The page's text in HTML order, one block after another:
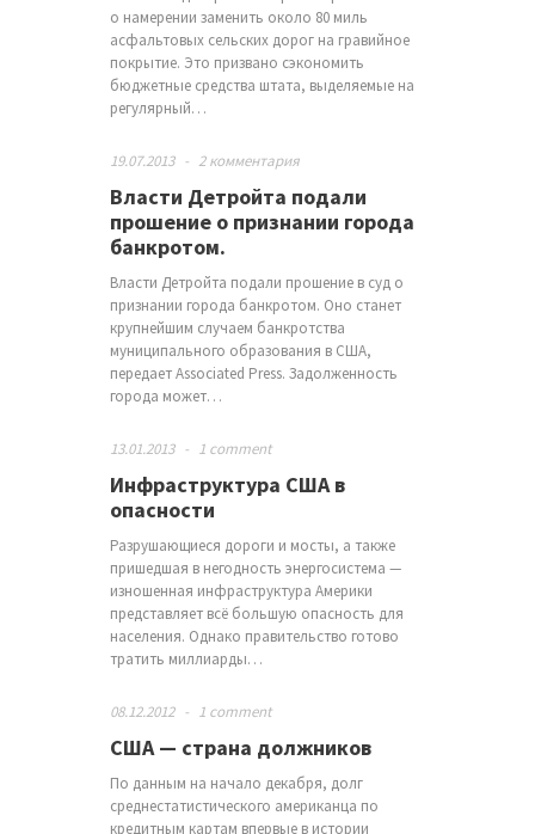
о намерении заменить около 80 миль
асфальтовых сельских дорог на гравийное
покрытие. Это призвано сэкономить
бюджетные средства штата, выделяемые на
регулярный…
19.07.2013 - 2 комментария
Власти Детройта подали
прошение о признании города
банкротом.
Власти Детройта подали прошение в суд о
признании города банкротом. Оно станет
крупнейшим случаем банкротства
муниципального образования в США,
передает Associated Press. Задолженность
города может…
13.01.2013 - 1 comment
Инфраструктура США в
опасности
Разрушающиеся дороги и мосты, а также
пришедшая в негодность энергосистема —
изношенная инфраструктура Америки
представляет всё большую опасность для
населения. Однако правительство готово
тратить миллиарды…
08.12.2012 - 1 comment
США — страна должников
По данным на начало декабря, долг
среднестатистического американца по
кредитным картам впервые в истории